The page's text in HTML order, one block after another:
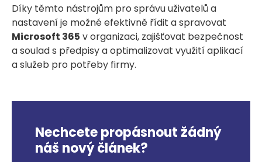
Díky těmto nástrojům pro správu uživatelů a
nastavení je možné efektivně řídit a spravovat
Microsoft 365 v organizaci, zajišťovat bezpečnost
a soulad s předpisy a optimalizovat využití aplikací
a služeb pro potřeby firmy.
Nechcete propásnout žádný
náš nový článek?